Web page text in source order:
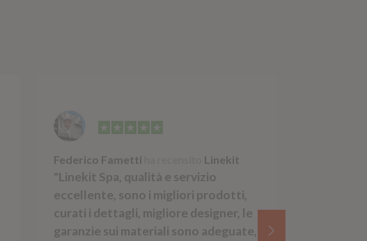
Federico Fametti Linekit
"Linekit Spa, qualità e servizio
eccellente, sono i migliori prodotti,
curati i dettagli, migliore designer, le
garanzie sui materiali sono adeguate,